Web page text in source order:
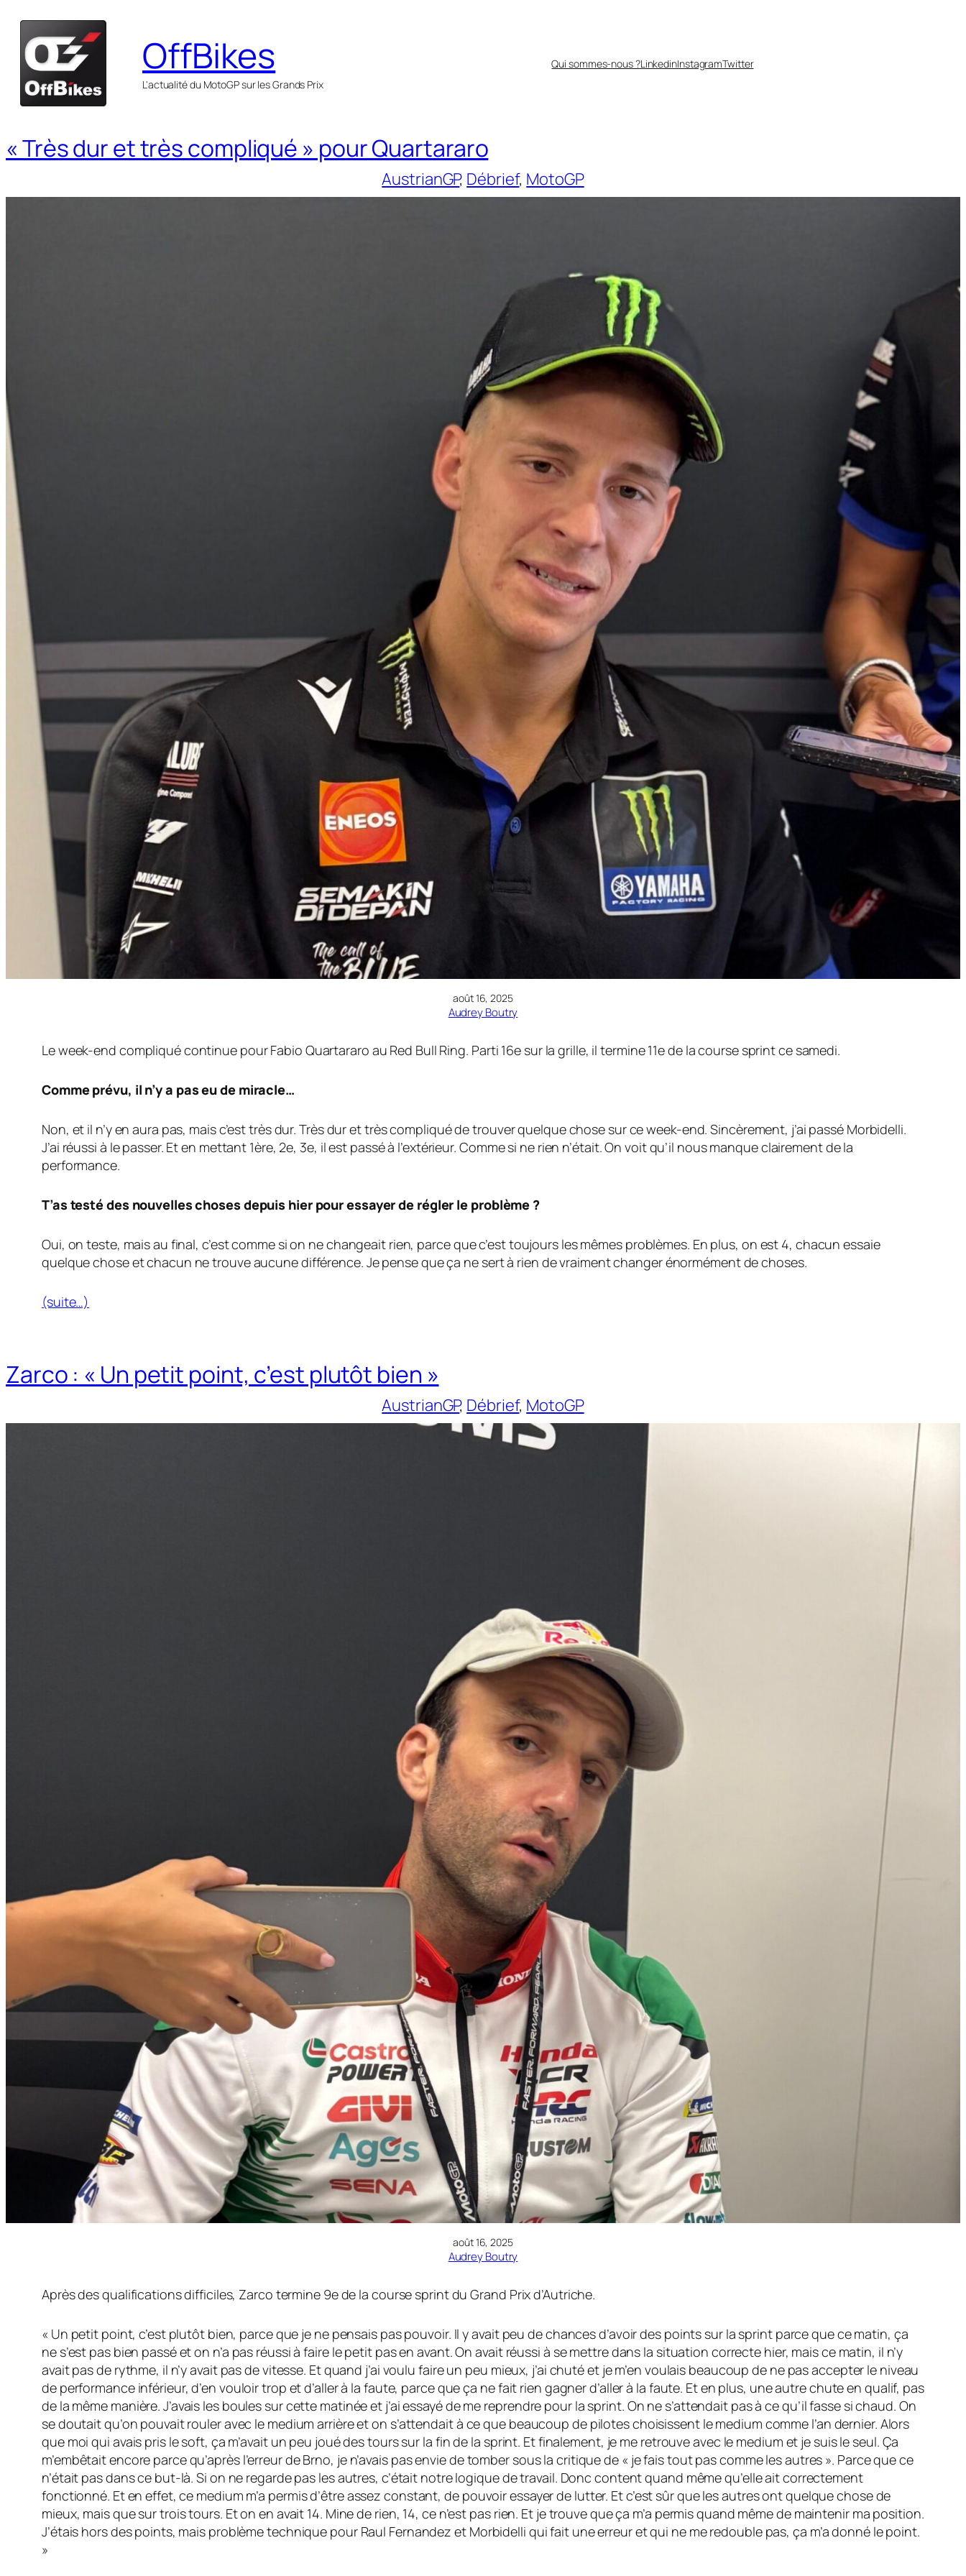
Aller
contenu
OffBikes
L'actualité du MotoGP sur les Grands Prix
Qui sommes-nous ?LinkedinInstagramTwitter
« Très dur et très compliqué » pour Quartararo
AustrianGP, Débrief, MotoGP
août 16, 2025
Audrey Boutry
Le week-end compliqué continue pour Fabio Quartararo au Red Bull Ring. Parti 16e sur la grille, il termine 11e de la course sprint ce samedi.
Comme prévu, il n’y a pas eu de miracle…
Non, et il n’y en aura pas, mais c’est très dur. Très dur et très compliqué de trouver quelque chose sur ce week-end. Sincèrement, j’ai passé Morbidelli.
J’ai réussi à le passer. Et en mettant 1ère, 2e, 3e, il est passé à l’extérieur. Comme si ne rien n’était. On voit qu’il nous manque clairement de la
performance.
T’as testé des nouvelles choses depuis hier pour essayer de régler le problème ?
Oui, on teste, mais au final, c’est comme si on ne changeait rien, parce que c’est toujours les mêmes problèmes. En plus, on est 4, chacun essaie
quelque chose et chacun ne trouve aucune différence. Je pense que ça ne sert à rien de vraiment changer énormément de choses.
(suite…)
Zarco : « Un petit point, c’est plutôt bien »
AustrianGP, Débrief, MotoGP
août 16, 2025
Audrey Boutry
Après des qualifications difficiles, Zarco termine 9e de la course sprint du Grand Prix d’Autriche.
« Un petit point, c’est plutôt bien, parce que je ne pensais pas pouvoir. Il y avait peu de chances d’avoir des points sur la sprint parce que ce matin, ça
ne s’est pas bien passé et on n’a pas réussi à faire le petit pas en avant. On avait réussi à se mettre dans la situation correcte hier, mais ce matin, il n’y
avait pas de rythme, il n’y avait pas de vitesse. Et quand j’ai voulu faire un peu mieux, j’ai chuté et je m’en voulais beaucoup de ne pas accepter le niveau
de performance inférieur, d’en vouloir trop et d’aller à la faute, parce que ça ne fait rien gagner d’aller à la faute. Et en plus, une autre chute en qualif, pas
de la même manière. J’avais les boules sur cette matinée et j’ai essayé de me reprendre pour la sprint. On ne s’attendait pas à ce qu’il fasse si chaud. On
se doutait qu’on pouvait rouler avec le medium arrière et on s’attendait à ce que beaucoup de pilotes choisissent le medium comme l’an dernier. Alors
que moi qui avais pris le soft, ça m’avait un peu joué des tours sur la fin de la sprint. Et finalement, je me retrouve avec le medium et je suis le seul. Ça
m’embêtait encore parce qu’après l’erreur de Brno, je n’avais pas envie de tomber sous la critique de « je fais tout pas comme les autres ». Parce que ce
n’était pas dans ce but-là. Si on ne regarde pas les autres, c’était notre logique de travail. Donc content quand même qu’elle ait correctement
fonctionné. Et en effet, ce medium m’a permis d’être assez constant, de pouvoir essayer de lutter. Et c’est sûr que les autres ont quelque chose de
mieux, mais que sur trois tours. Et on en avait 14. Mine de rien, 14, ce n’est pas rien. Et je trouve que ça m’a permis quand même de maintenir ma position.
J’étais hors des points, mais problème technique pour Raul Fernandez et Morbidelli qui fait une erreur et qui ne me redouble pas, ça m’a donné le point.
»